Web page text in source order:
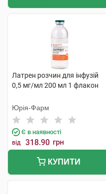
Латрен розчин для інфузій
0,5 мг/мл 200 мл 1 флакон
Юрія-Фарм
Є в наявності
від 318.90 грн
КУПИТИ